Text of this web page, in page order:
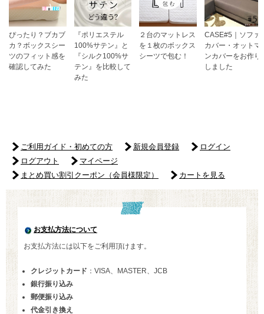
ぴったり？ブカブ
カ？ボックスシー
ツのフィット感を
確認してみた
『ポリエステル
100%サテン』と
『シルク100%サ
テン』を比較して
みた
２台のマットレス
を１枚のボックス
シーツで包む！
CASE#5｜ソファ
カバー・オットマ
ンカバーをお作り
しました
ご利用ガイド・初めての方 新規会員登録
ログイン
ログアウト
マイページ
まとめ買い割引クーポン（会員様限定）
カートを見る
お支払方法について
お支払方法には以下をご利用頂けます。
クレジットカード ：VISA、MASTER、JCB
銀行振り込み
郵便振り込み
代金引き換え